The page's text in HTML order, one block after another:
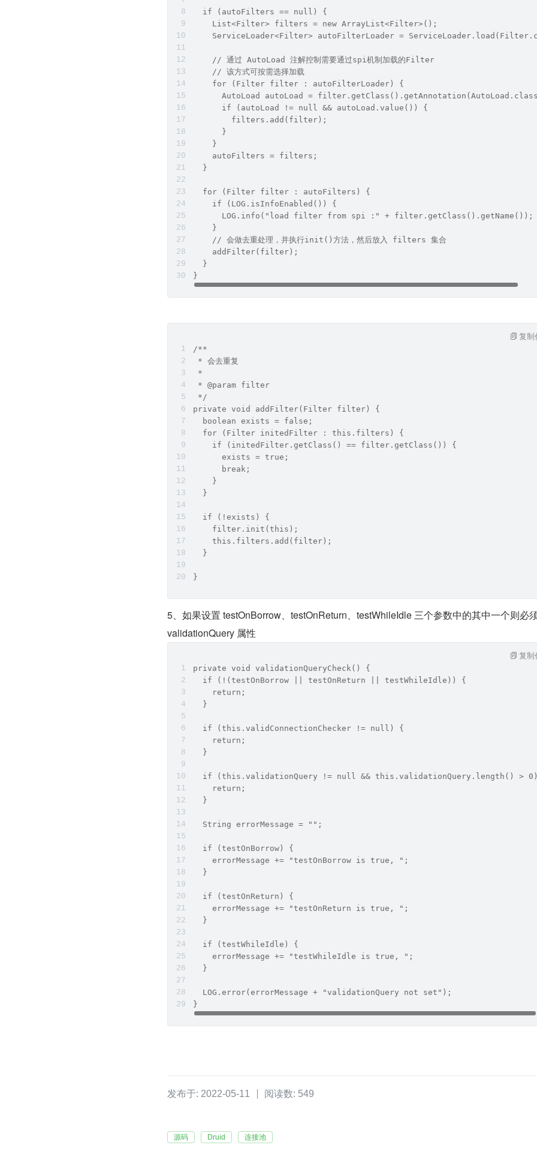
  if (autoFilters == null) {
    List<Filter> filters = new ArrayList<Filter>();
ServiceLoader<Filter> autoFilterLoader =
    // 通过 AutoLoad 注解控制需要通过spi机制加载的Filter
    // 该方式可按需选择加载
    for (Filter filter : autoFilterLoader) {
AutoLoad autoLoad =
      if (autoLoad != null && autoLoad.value()) {
        filters.add(filter);
      }
    }
    autoFilters = filters;
  }
  for (Filter filter : autoFilters) {
    if (LOG.isInfoEnabled()) {
      LOG.info("load filter from spi :" + filter.getClass().getName());
    }
    // 会做去重处理，并执行init()方法，然后放入 filters 集合
    addFilter(filter);
  }
}
/**
* 会去重复
*
* @param filter
*/
private void addFilter(Filter filter) {
  boolean exists = false;
  for (Filter initedFilter : this.filters) {
    if (initedFilter.getClass() == filter.getClass()) {
      exists = true;
      break;
    }
  }
  if (!exists) {
    filter.init(this);
    this.filters.add(filter);
  }
}
复制
5、如果设置 testOnBorrow、testOnReturn、testWhileIdle 三个参数中的其中一个则必
validationQuery 属性
private void validationQueryCheck() {
  if (!(testOnBorrow || testOnReturn || testWhileIdle)) {
    return;
  }
  if (this.validConnectionChecker != null) {
    return;
  }
if (this.validationQuery != null && this.validationQuery.length() >
    return;
  }
  String errorMessage = "";
  if (testOnBorrow) {
    errorMessage += "testOnBorrow is true, ";
  }
  if (testOnReturn) {
    errorMessage += "testOnReturn is true, ";
  }
  if (testWhileIdle) {
    errorMessage += "testWhileIdle is true, ";
  }
  LOG.error(errorMessage + "validationQuery not set");
}
复制
发布于: 2022-05-11 阅读数: 549
源码 Druid 连接池